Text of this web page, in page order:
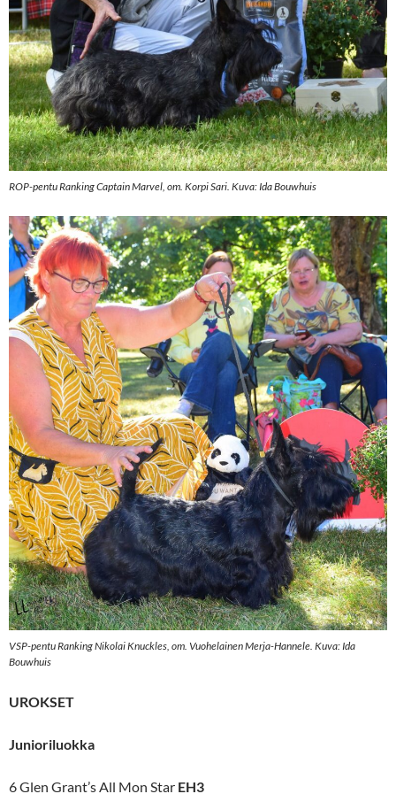
ROP-pentu Ranking Captain Marvel, om. Korpi Sari. Kuva: Ida Bouwhuis
VSP-pentu Ranking Nikolai Knuckles, om. Vuohelainen Merja-Hannele. Kuva: Ida
Bouwhuis
UROKSET
Junioriluokka
6 Glen Grant’s All Mon Star EH3